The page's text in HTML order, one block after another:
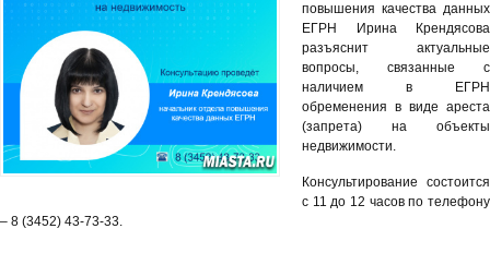
повышения качества данных
ЕГРН Ирина Крендясова
разъяснит актуальные
вопросы, связанные с
наличием в ЕГРН
обременения в виде ареста
(запрета) на объекты
недвижимости.
Консультирование состоится
с 11 до 12 часов по телефону
– 8 (3452) 43-73-33.